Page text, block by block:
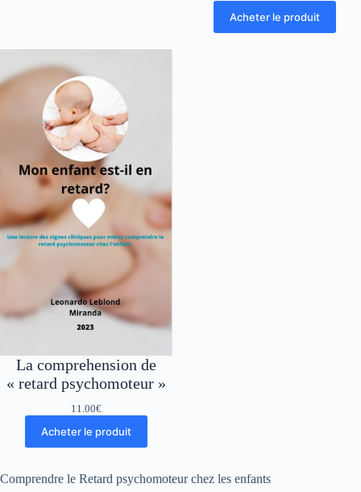
prix
initial
prix
actuel
Acheter le produit
La comprehension de
« retard psychomoteur »
11.00€
Acheter le produit
Comprendre le Retard psychomoteur chez les enfants